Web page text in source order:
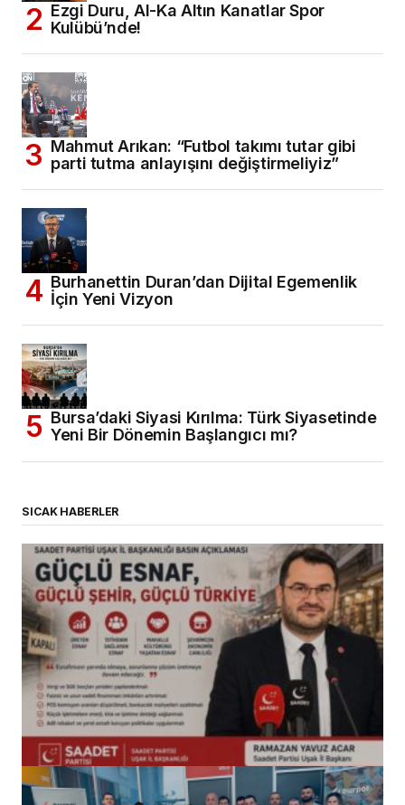
Ezgi Duru, Al-Ka Altın Kanatlar Spor
Kulübü’nde!
Mahmut Arıkan: “Futbol takımı tutar gibi
parti tutma anlayışını değiştirmeliyiz”
Burhanettin Duran’dan Dijital Egemenlik
İçin Yeni Vizyon
Bursa’daki Siyasi Kırılma: Türk Siyasetinde
Yeni Bir Dönemin Başlangıcı mı?
SICAK HABERLER
(başlıksız)
Alaattin Karahan tarafından 14/07/2026